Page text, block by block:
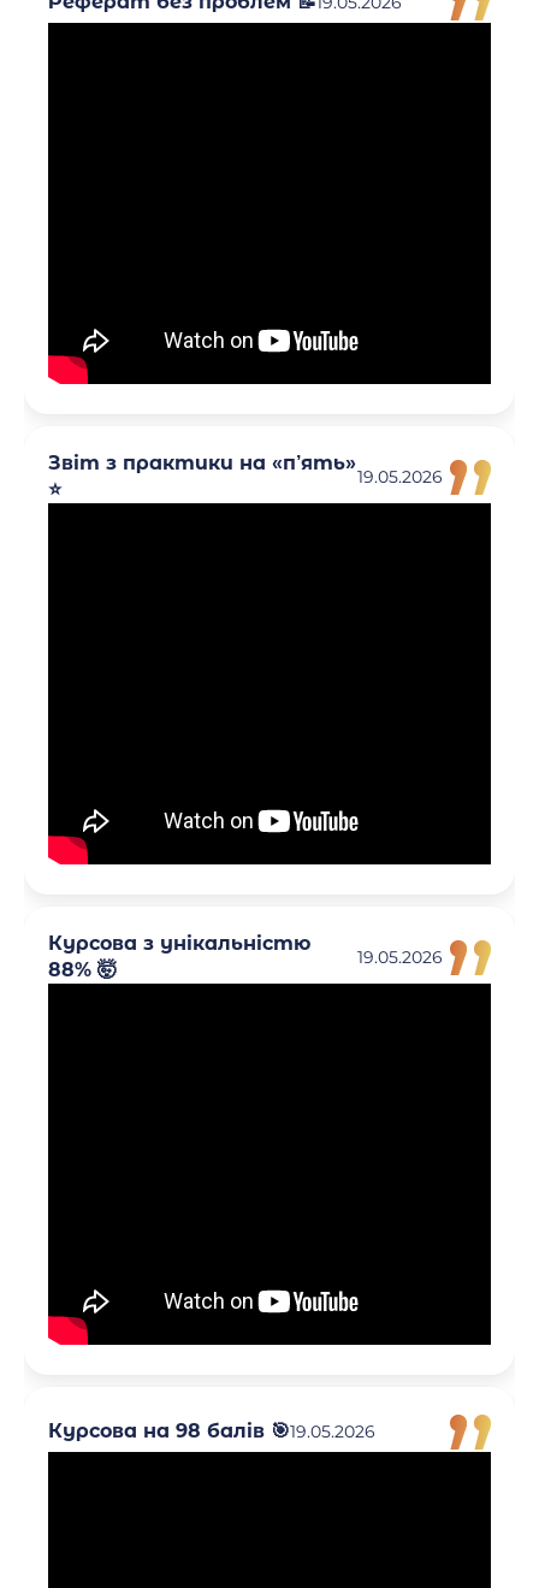
Звіт з практики на «п’ять»
⭐
19.05.2026
Курсова з унікальністю
88% 🤯
19.05.2026
Курсова на 98 балів 🎯19.05.2026